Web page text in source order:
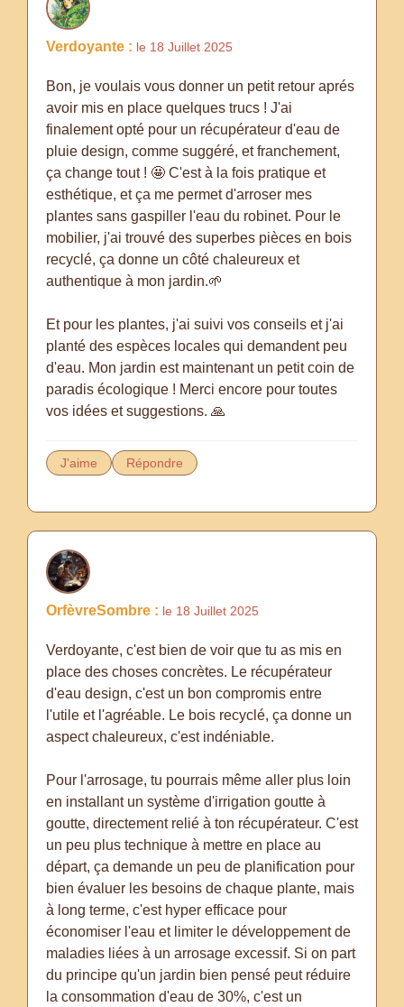
Verdoyante : le 18 Juillet 2025
Bon, je voulais vous donner un petit retour aprés
avoir mis en place quelques trucs ! J'ai
finalement opté pour un récupérateur d'eau de
pluie design, comme suggéré, et franchement,
ça change tout ! 🤩 C'est à la fois pratique et
esthétique, et ça me permet d'arroser mes
plantes sans gaspiller l'eau du robinet. Pour le
mobilier, j'ai trouvé des superbes pièces en bois
recyclé, ça donne un côté chaleureux et
authentique à mon jardin.🌱
Et pour les plantes, j'ai suivi vos conseils et j'ai
planté des espèces locales qui demandent peu
d'eau. Mon jardin est maintenant un petit coin de
paradis écologique ! Merci encore pour toutes
vos idées et suggestions. 🙏
J'aime Répondre
OrfèvreSombre : le 18 Juillet 2025
Verdoyante, c'est bien de voir que tu as mis en
place des choses concrètes. Le récupérateur
d'eau design, c'est un bon compromis entre
l'utile et l'agréable. Le bois recyclé, ça donne un
aspect chaleureux, c'est indéniable.
Pour l'arrosage, tu pourrais même aller plus loin
en installant un système d'irrigation goutte à
goutte, directement relié à ton récupérateur. C'est
un peu plus technique à mettre en place au
départ, ça demande un peu de planification pour
bien évaluer les besoins de chaque plante, mais
à long terme, c'est hyper efficace pour
économiser l'eau et limiter le développement de
maladies liées à un arrosage excessif. Si on part
du principe qu'un jardin bien pensé peut réduire
la consommation d'eau de 30%, c'est un